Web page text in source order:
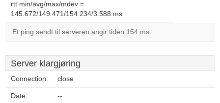
rtt min/avg/max/mdev =
145.672/149.471/154.234/3.588 ms
Et ping sendt til serveren angir tiden 154 ms.
Server klargjøring
Connection: close
Date: --